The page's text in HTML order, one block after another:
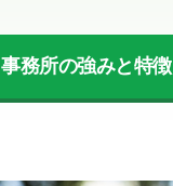
事務所の強みと特徴